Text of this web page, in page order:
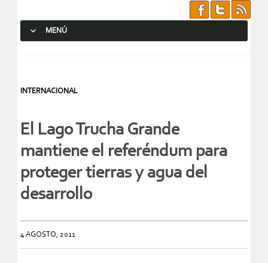
MENÚ
INTERNACIONAL
El Lago Trucha Grande
mantiene el referéndum para
proteger tierras y agua del
desarrollo
4 AGOSTO, 2011